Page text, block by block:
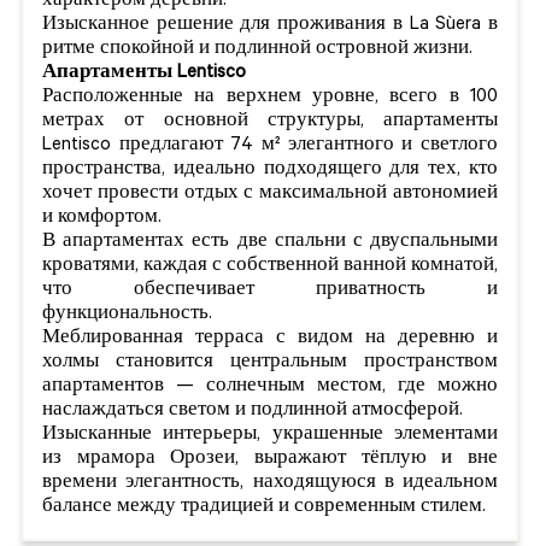
Изысканное решение для проживания в La Sùera в
ритме спокойной и подлинной островной жизни.
Апартаменты Lentisco
Расположенные на верхнем уровне, всего в 100
метрах от основной структуры, апартаменты
Lentisco предлагают 74 м² элегантного и светлого
пространства, идеально подходящего для тех, кто
хочет провести отдых с максимальной автономией
и комфортом.
В апартаментах есть две спальни с двуспальными
кроватями, каждая с собственной ванной комнатой,
что обеспечивает приватность и
функциональность.
Меблированная терраса с видом на деревню и
холмы становится центральным пространством
апартаментов — солнечным местом, где можно
наслаждаться светом и подлинной атмосферой.
Изысканные интерьеры, украшенные элементами
из мрамора Орозеи, выражают тёплую и вне
времени элегантность, находящуюся в идеальном
балансе между традицией и современным стилем.